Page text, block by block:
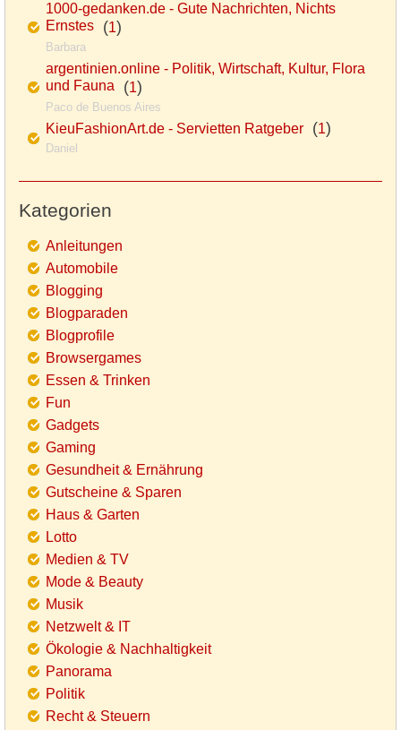
1000-gedanken.de - Gute Nachrichten, Nichts
Ernstes (1)
Barbara
argentinien.online - Politik, Wirtschaft, Kultur, Flora
und Fauna (1)
Paco de Buenos Aires
KieuFashionArt.de - Servietten Ratgeber (1)
Daniel
Kategorien
Anleitungen
Automobile
Blogging
Blogparaden
Blogprofile
Browsergames
Essen & Trinken
Fun
Gadgets
Gaming
Gesundheit & Ernährung
Gutscheine & Sparen
Haus & Garten
Lotto
Medien & TV
Mode & Beauty
Musik
Netzwelt & IT
Ökologie & Nachhaltigkeit
Panorama
Politik
Recht & Steuern